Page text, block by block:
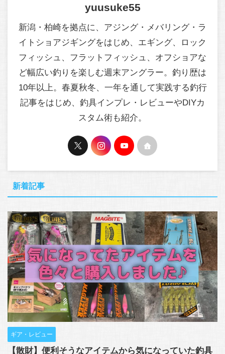
yuusuke55
新潟・柏崎を拠点に、アジング・メバリング・ラ
イトショアジギングをはじめ、エギング、ロック
フィッシュ、フラットフィッシュ、オフショアな
ど幅広い釣りを楽しむ週末アングラー。釣り歴は
10年以上。春夏秋冬、一年を通して実践する釣行
記事をはじめ、釣具インプレ・レビューやDIYカ
スタム術も紹介。
新着記事
ギア・レビュー
【散財】便利そうなアイテムから気になっていた釣具